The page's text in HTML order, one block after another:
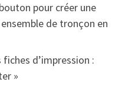
pour créer une
de tronçon en
d’impression :
»